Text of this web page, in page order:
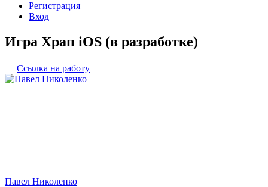
Регистрация
Вход
Игра Храп iOS (в разработке)
Ссылка на работу
Павел Николенко